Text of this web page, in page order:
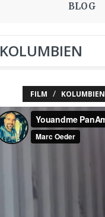
BLOG
KOLUMBIEN
FILM / KOLUMBIEN